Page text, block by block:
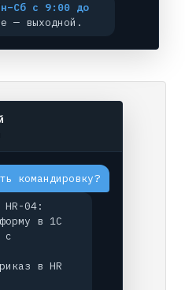
с 9:00 до
— выходной.
командировку?
HR-04:
в 1С
с
в HR